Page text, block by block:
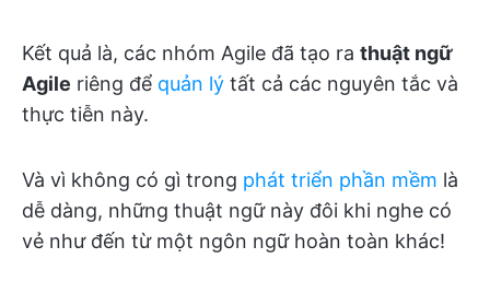
Kết quả là, các nhóm Agile đã tạo ra thuật ngữ
Agile riêng để quản lý tất cả các nguyên tắc và
thực tiễn này.
Và vì không có gì trong phát triển phần mềm là
dễ dàng, những thuật ngữ này đôi khi nghe có
vẻ như đến từ một ngôn ngữ hoàn toàn khác!